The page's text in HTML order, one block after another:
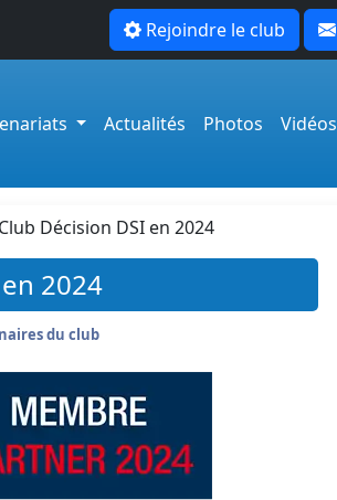
Rejoindre le club
Actualités Photos Vidéos
Décision DSI en 2024
2024
du club